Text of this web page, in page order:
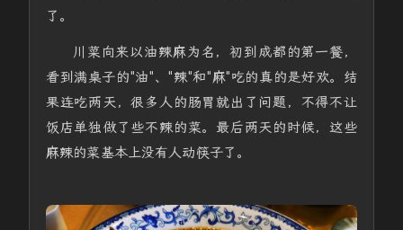
了。
川菜向来以油辣麻为名，初到成都的第一餐，
看到满桌子的"油"、"辣"和"麻"吃的真的是好欢。结
果连吃两天，很多人的肠胃就出了问题，不得不让
饭店单独做了些不辣的菜。最后两天的时候，这些
麻辣的菜基本上没有人动筷子了。